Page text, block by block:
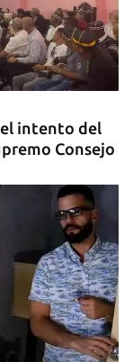
intento del
Consejo